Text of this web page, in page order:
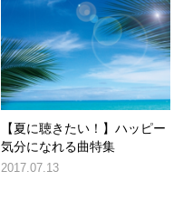
【夏に聴きたい！】ハッピー
気分になれる曲特集
2017.07.13